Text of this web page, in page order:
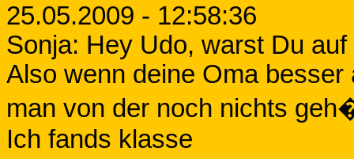
25.05.2009 - 12:58:36
Sonja: Hey Udo, warst Du
Also wenn deine Oma
man von der noch nichts
Ich fands klasse